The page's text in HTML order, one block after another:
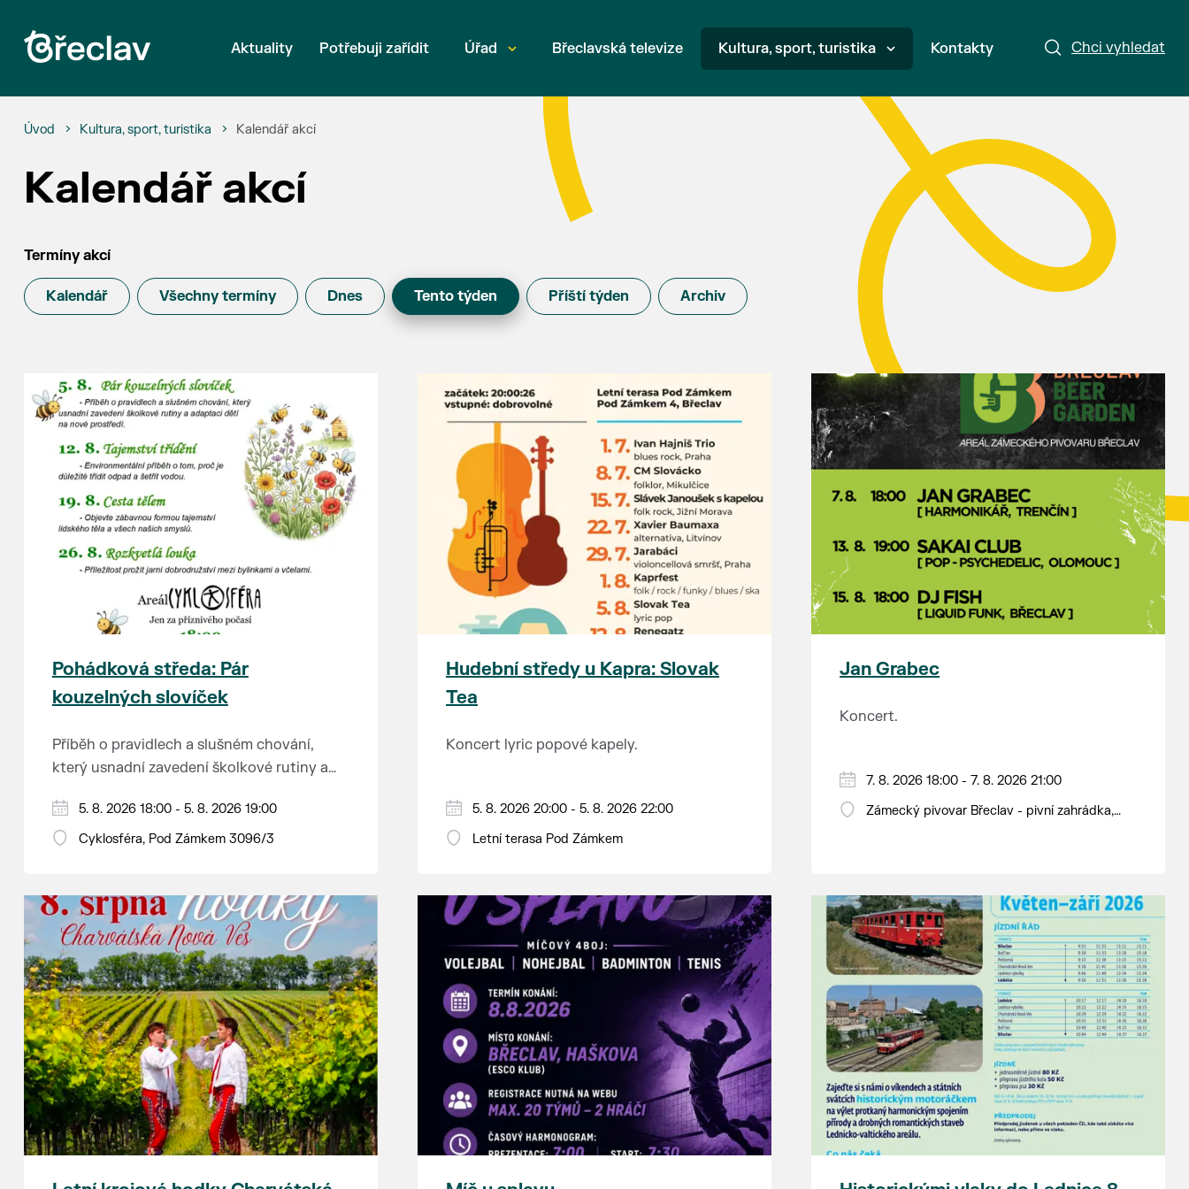
Chci vyhledat
Aktuality Potřebuji zařídit Úřad Břeclavská televize Kultura, sport, turistika Kontakty
Úvod Kultura, sport, turistika Kalendář akcí
Kalendář akcí
Termíny akcí
Kalendář Všechny termíny Dnes Tento týden Příští týden Archiv
Pohádková středa: Pár
kouzelných slovíček
Příběh o pravidlech a slušném chování,
který usnadní zavedení školkové rutiny a
Hraje se jen za příznivého počasí.
Vstupné dobrovolné.
5. 8. 2026 18:00 - 5. 8. 2026 19:00
Cyklosféra, Pod Zámkem 3096/3
Hudební středy u Kapra: Slovak
Tea
Koncert lyric popové kapely.
5. 8. 2026 20:00 - 5. 8. 2026 22:00
Letní terasa Pod Zámkem
Jan Grabec
Koncert.
7. 8. 2026 18:00 - 7. 8. 2026 21:00
Zámecký pivovar Břeclav - pivní zahrádka,